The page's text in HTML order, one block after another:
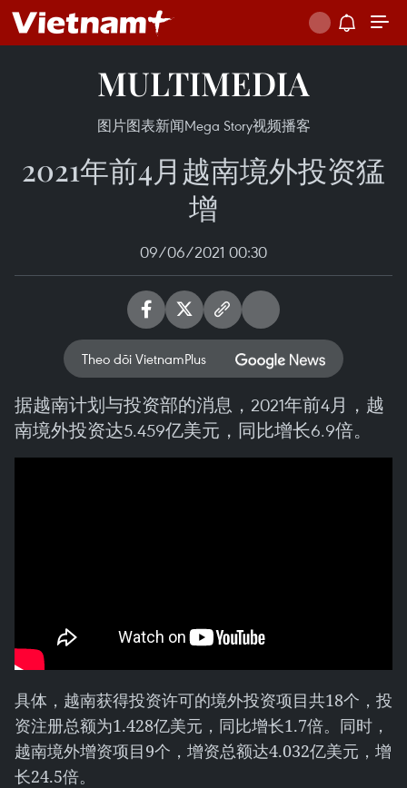
MULTIMEDIA
图片图表新闻Mega Story视频播客
2021年前4月越南境外投资猛
增
09/06/2021 00:30
Theo dõi VietnamPlus
据越南计划与投资部的消息，2021年前4月，越
南境外投资达5.459亿美元，同比增长6.9倍。
具体，越南获得投资许可的境外投资项目共18个，投
资注册总额为1.428亿美元，同比增长1.7倍。同时，
越南境外增资项目9个，增资总额达4.032亿美元，增
长24.5倍。